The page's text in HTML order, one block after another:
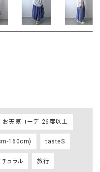
お天気コーデ_26度以上
160cm) tasteS
ュラル 旅行